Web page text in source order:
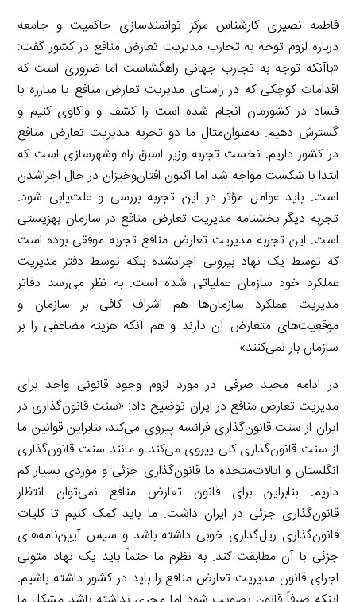
فاطمه نصیری کارشناس مرکز توانمندسازی حاکمیت و جامعه
درباره لزوم توجه به تجارب مدیریت تعارض منافع در کشور گفت:
«باآنکه توجه به تجارب جهانی راهگشاست اما ضروری است که
اقدامات کوچکی که در راستای مدیریت تعارض منافع یا مبارزه با
فساد در کشورمان انجام شده است را کشف و واکاوی کنیم و
گسترش دهیم. به‌عنوان‌مثال ما دو تجربه مدیریت تعارض منافع
در کشور داریم. نخست تجربه وزیر اسبق راه وشهرسازی است که
ابتدا با شکست مواجه شد اما اکنون افتان‌وخیزان در حال اجراشدن
است. باید عوامل مؤثر در این تجربه بررسی و علت‌یابی شود.
تجربه دیگر بخشنامه مدیریت تعارض منافع در سازمان بهزیستی
است. این تجربه مدیریت تعارض منافع تجربه موفقی بوده است
که توسط یک نهاد بیرونی اجرانشده بلکه توسط دفتر مدیریت
عملکرد خود سازمان عملیاتی شده است. به نظر می‌رسد دفاتر
مدیریت عملکرد سازمان‌ها هم اشراف کافی بر سازمان و
موقعیت‌های متعارض آن دارند و هم آنکه هزینه مضاعفی را بر
سازمان بار نمی‌کنند».
در ادامه مجید صرفی در مورد لزوم وجود قانونی واحد برای
مدیریت تعارض منافع در ایران توضیح داد: «سنت قانون‌گذاری در
ایران از سنت قانون‌گذاری فرانسه پیروی می‌کند، بنابراین قوانین ما
از سنت قانون‌گذاری کلی پیروی می‌کند و مانند سنت قانون‌گذاری
انگلستان و ایالات‌متحده ما قانون‌گذاری جزئی و موردی بسیار کم
داریم. بنابراین برای قانون تعارض منافع نمی‌توان انتظار
قانون‌گذاری جزئی در ایران داشت. ما باید کمک کنیم تا کلیات
قانون‌گذاری ریل‌گذاری خوبی داشته باشد و سپس آیین‌نامه‌های
جزئی با آن مطابقت کند. به نظرم ما حتماً باید یک نهاد متولی
اجرای قانون مدیریت تعارض منافع را باید در کشور داشته باشیم.